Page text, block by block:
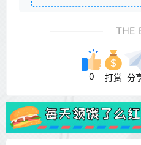
THE
0 打赏 分